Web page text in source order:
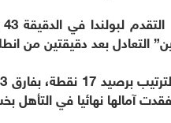
التعادل بعد دقيقتين من